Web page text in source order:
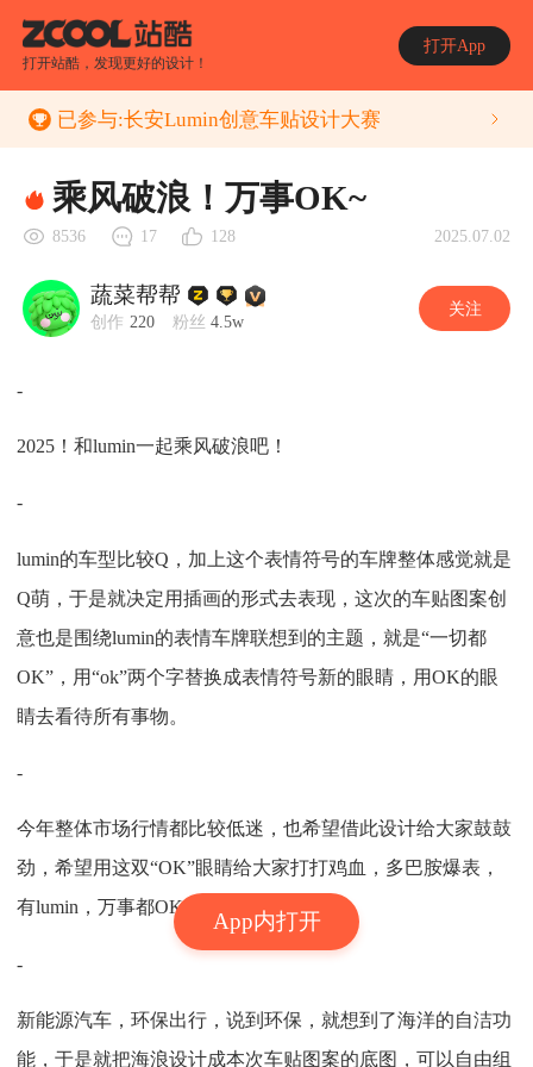
打开站酷，发现更好的设计！
打开App
App内打开
已参与:长安Lumin创意车贴设计大赛
乘风破浪！万事OK~
8536 17 128 2025.07.02
蔬菜帮帮
创作 220 粉丝 4.5w
关注
-
2025！和lumin一起乘风破浪吧！
-
lumin的车型比较Q，加上这个表情符号的车牌整体感觉就是
Q萌，于是就决定用插画的形式去表现，这次的车贴图案创
意也是围绕lumin的表情车牌联想到的主题，就是“一切都
OK”，用“ok”两个字替换成表情符号新的眼睛，用OK的眼
睛去看待所有事物。
-
今年整体市场行情都比较低迷，也希望借此设计给大家鼓鼓
劲，希望用这双“OK”眼睛给大家打打鸡血，多巴胺爆表，
有lumin，万事都OK！
-
新能源汽车，环保出行，说到环保，就想到了海洋的自洁功
能，于是就把海浪设计成本次车贴图案的底图，可以自由组